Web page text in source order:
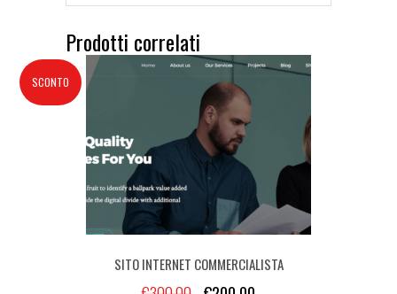
Prodotti correlati
SCONTO
SITO INTERNET COMMERCIALISTA